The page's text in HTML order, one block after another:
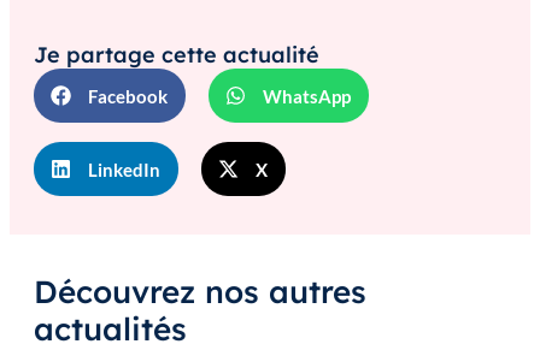
Je partage cette actualité
Facebook WhatsApp
LinkedIn X
Découvrez nos autres
actualités